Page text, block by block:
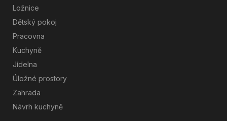
Ložnice
Dětský pokoj
Pracovna
Kuchyně
Jídelna
Úložné prostory
Zahrada
Návrh kuchyně